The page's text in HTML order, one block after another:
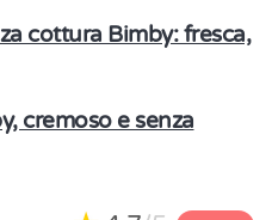
cottura Bimby: fresca,
cremoso e senza